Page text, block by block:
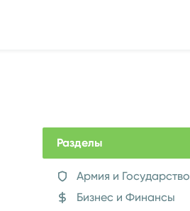
Разделы
Армия и Государство
Бизнес и Финансы